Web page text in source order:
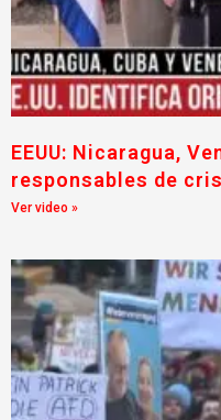
EEUU: Nicaragua,
responsables de
Ver video »